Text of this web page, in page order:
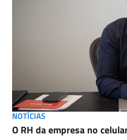
NOTÍCIAS
O RH da empresa no